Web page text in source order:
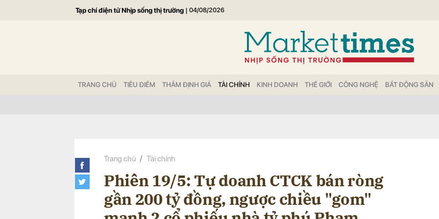
Tạp chí điện tử Nhịp sống thị trường | 04/08/2026
TRANG CHỦ TIÊU ĐIỂM THẨM ĐỊNH GIÁ TÀI CHÍNH KINH DOANH THẾ GIỚI CÔNG NGHỆ BẤT ĐỘNG SẢN
Trang chủ Tài chính
Phiên 19/5: Tự doanh CTCK bán ròng
gần 200 tỷ đồng, ngược chiều "gom"
Gửi bình luận